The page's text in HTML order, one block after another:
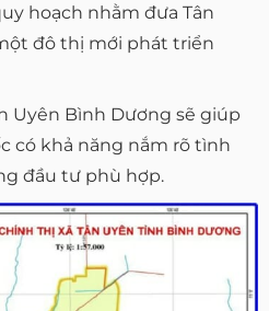
hoạch nhằm đưa Tân
đô thị mới phát triển
Uyên Bình Dương sẽ giúp
có khả năng nắm rõ tình
đầu tư phù hợp.